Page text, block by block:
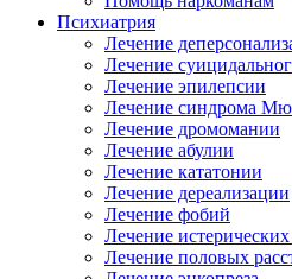
Психиатрия
Лечение
Лечение
Лечение эпилепсии
Лечение синдрома
Лечение дромомании
Лечение абулии
Лечение кататонии
Лечение дереализации
Лечение фобий
Лечение истерических
Лечение половых